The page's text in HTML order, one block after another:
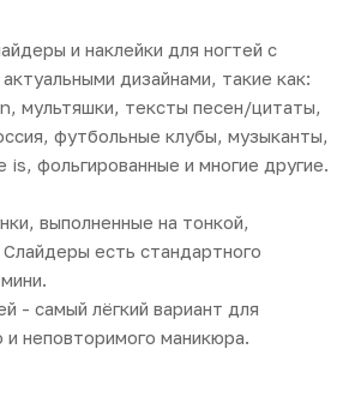
и наклейки для ногтей с
дизайнами, такие как:
мультяшки, тексты песен/цитаты,
футбольные клубы, музыканты,
фольгированные и многие другие.
выполненные на тонкой,
Слайдеры есть стандартного
- самый лёгкий вариант для
и неповторимого маникюра.